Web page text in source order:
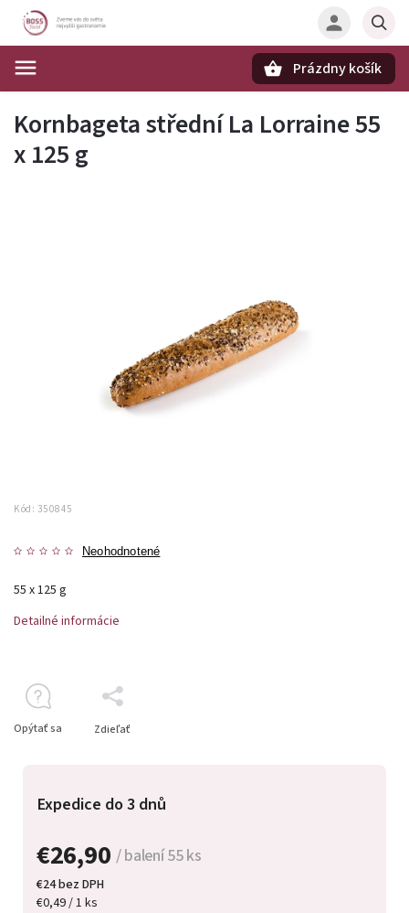
Prázdny košík
Kornbageta střední La Lorraine 55
x 125 g
Kód: 350845
Neohodnotené
€26,90 / balení 55 ks
€24 bez DPH
€0,49 / 1 ks
Expedice do 3 dnů
55 x 125 g
Detailné informácie
Opýtať sa Zdieľať